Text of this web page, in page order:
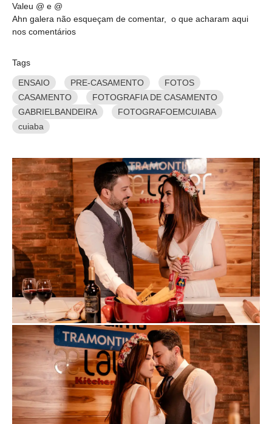
Valeu @ e @
Ahn galera não esqueçam de comentar, o que acharam aqui
nos comentários
Tags
ENSAIO PRE-CASAMENTO
FOTOS
CASAMENTO
FOTOGRAFIA DE CASAMENTO
GABRIELBANDEIRA
FOTOGRAFOEMCUIABA
cuiaba